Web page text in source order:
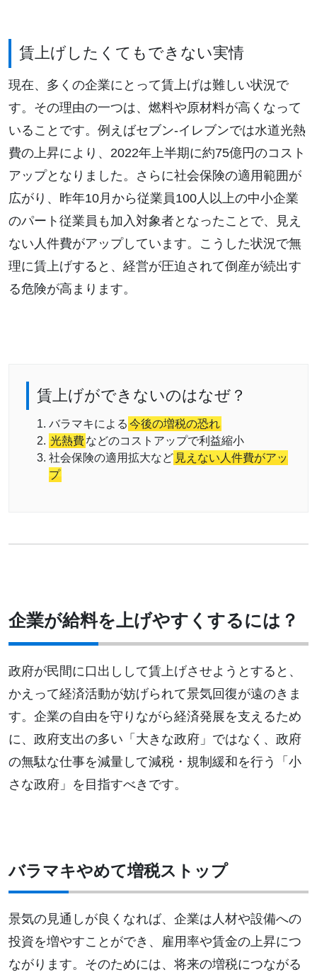
賃上げしたくてもできない実情
現在、多くの企業にとって賃上げは難しい状況で
す。その理由の一つは、燃料や原材料が高くなって
いることです。例えばセブン-イレブンでは水道光熱
費の上昇により、2022年上半期に約75億円のコスト
アップとなりました。さらに社会保険の適用範囲が
広がり、昨年10月から従業員100人以上の中小企業
のパート従業員も加入対象者となったことで、見え
ない人件費がアップしています。こうした状況で無
理に賃上げすると、経営が圧迫されて倒産が続出す
る危険が高まります。
賃上げができないのはなぜ？
バラマキによる 今後の増税の恐れ
光熱費などのコストアップで利益縮小
社会保険の適用拡大など 見えない人件費がアッ
プ
企業が給料を上げやすくするには？
政府が民間に口出しして賃上げさせようとすると、
かえって経済活動が妨げられて景気回復が遠のきま
す。企業の自由を守りながら経済発展を支えるため
に、政府支出の多い「大きな政府」ではなく、政府
の無駄な仕事を減量して減税・規制緩和を行う「小
さな政府」を目指すべきです。
バラマキやめて増税ストップ
景気の見通しが良くなれば、企業は人材や設備への
投資を増やすことができ、雇用率や賃金の上昇につ
ながります。そのためには、将来の増税につながる